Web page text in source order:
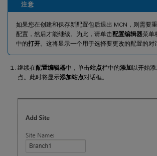
注意
如果您在创建和保存新配置包后退出 MCN，则需要
配置，然后才能继续。为此，请单击配置编辑器菜单
中的打开。这将显示一个用于选择要更改的配置的对
继续在配置编辑器中，单击站点栏中的添加以开始
点。此时将显示添加站点对话框。